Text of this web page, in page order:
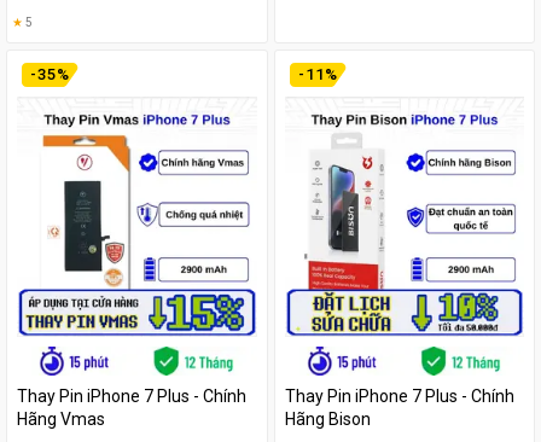
★ 5
-35%
Thay Pin iPhone 7 Plus - Chính
Hãng Vmas
- 11 %
Thay Pin iPhone 7 Plus - Chính
Hãng Bison